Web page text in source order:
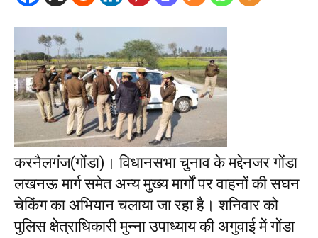
करनैलगंज(गोंडा)। विधानसभा चुनाव के मद्देनजर गोंडा
लखनऊ मार्ग समेत अन्य मुख्य मार्गों पर वाहनों की सघन
चेकिंग का अभियान चलाया जा रहा है। शनिवार को
पुलिस क्षेत्राधिकारी मुन्ना उपाध्याय की अगुवाई में गोंडा